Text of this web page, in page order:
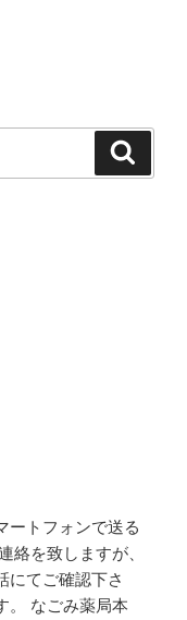
ートフォンで送る
絡を致しますが、
にてご確認下さ
。 なごみ薬局本